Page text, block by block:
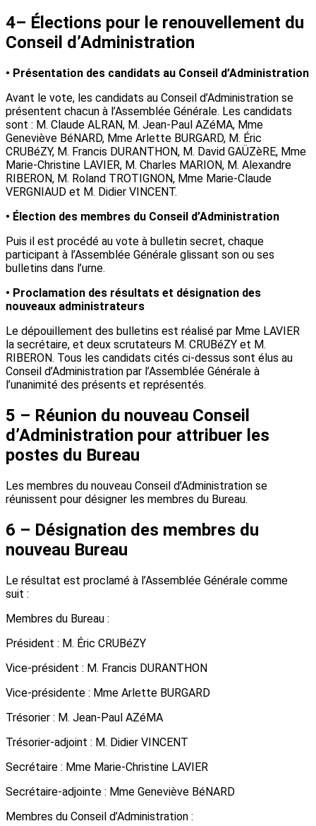
4– Élections pour le renouvellement du
Conseil d’Administration
• Présentation des candidats au Conseil d’Administration
Avant le vote, les candidats au Conseil d’Administration se
présentent chacun à l’Assemblée Générale. Les candidats
sont : M. Claude ALRAN, M. Jean-Paul AZéMA, Mme
Geneviève BéNARD, Mme Arlette BURGARD, M. Éric
CRUBéZY, M. Francis DURANTHON, M. David GAÜZèRE, Mme
Marie-Christine LAVIER, M. Charles MARION, M. Alexandre
RIBERON, M. Roland TROTIGNON, Mme Marie-Claude
VERGNIAUD et M. Didier VINCENT.
• Élection des membres du Conseil d’Administration
Puis il est procédé au vote à bulletin secret, chaque
participant à l’Assemblée Générale glissant son ou ses
bulletins dans l’urne.
• Proclamation des résultats et désignation des
nouveaux administrateurs
Le dépouillement des bulletins est réalisé par Mme LAVIER
la secrétaire, et deux scrutateurs M. CRUBéZY et M.
RIBERON. Tous les candidats cités ci-dessus sont élus au
Conseil d’Administration par l’Assemblée Générale à
l’unanimité des présents et représentés.
5 – Réunion du nouveau Conseil
d’Administration pour attribuer les
postes du Bureau
Les membres du nouveau Conseil d’Administration se
réunissent pour désigner les membres du Bureau.
6 – Désignation des membres du
nouveau Bureau
Le résultat est proclamé à l’Assemblée Générale comme
suit :
Membres du Bureau :
Président : M. Éric CRUBéZY
Vice-président : M. Francis DURANTHON
Vice-présidente : Mme Arlette BURGARD
Trésorier : M. Jean-Paul AZéMA
Trésorier-adjoint : M. Didier VINCENT
Secrétaire : Mme Marie-Christine LAVIER
Secrétaire-adjointe : Mme Geneviève BéNARD
Membres du Conseil d’Administration :